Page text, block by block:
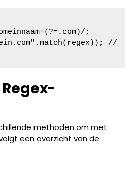
;
//
methoden om met
een overzicht van de